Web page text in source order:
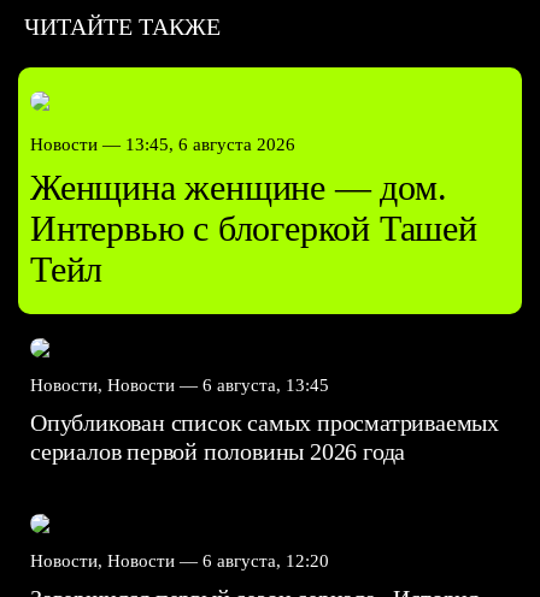
ЧИТАЙТЕ ТАКЖЕ
Новости — 13:45, 6 августа 2026
Женщина женщине — дом.
Интервью с блогеркой Ташей
Тейл
Новости, Новости — 6 августа, 13:45
Опубликован список самых просматриваемых
сериалов первой половины 2026 года
Новости, Новости — 6 августа, 12:20